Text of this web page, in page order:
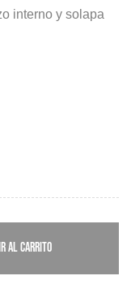
interno y solapa
AL CARRITO